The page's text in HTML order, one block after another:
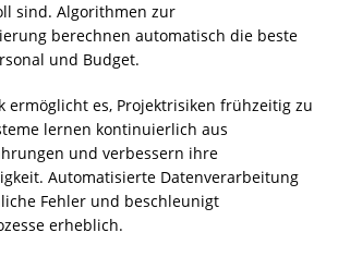
sind. Algorithmen zur
berechnen automatisch die beste
und Budget.
ermöglicht es, Projektrisiken frühzeitig zu
lernen kontinuierlich aus
und verbessern ihre
Automatisierte Datenverarbeitung
Fehler und beschleunigt
erheblich.